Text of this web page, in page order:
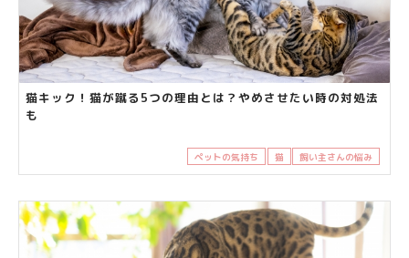
猫キック！猫が蹴る5つの理由とは？やめさせたい時の対処法
も
ペットの気持ち 猫 飼い主さんの悩み